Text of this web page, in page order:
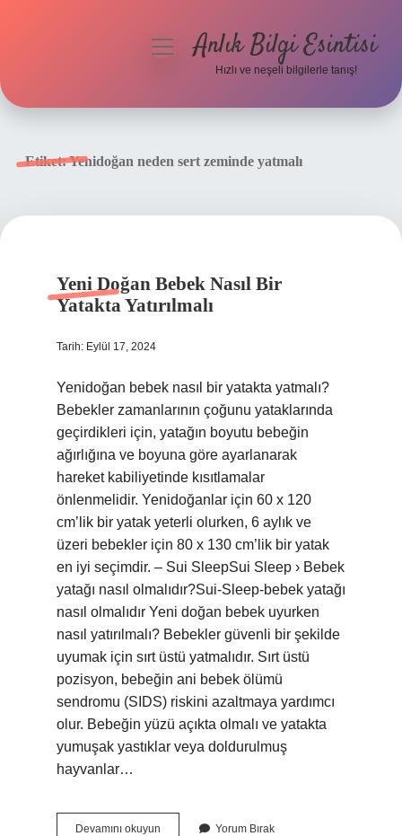
menüyüAnlık Bilgi Esintisi
Hızlı ve neşeli bilgilerle tanış!
Etiket:Yenidoğan neden sert zeminde yatmalı
Yeni Doğan Bebek Nasıl Bir
Yatakta Yatırılmalı
Tarih: Eylül 17, 2024
Yenidoğan bebek nasıl bir yatakta yatmalı?
Bebekler zamanlarının çoğunu yataklarında
geçirdikleri için, yatağın boyutu bebeğin
ağırlığına ve boyuna göre ayarlanarak
hareket kabiliyetinde kısıtlamalar
önlenmelidir. Yenidoğanlar için 60 x 120
cm’lik bir yatak yeterli olurken, 6 aylık ve
üzeri bebekler için 80 x 130 cm’lik bir yatak
en iyi seçimdir. – Sui SleepSui Sleep › Bebek
yatağı nasıl olmalıdır?Sui-Sleep-bebek yatağı
nasıl olmalıdır Yeni doğan bebek uyurken
nasıl yatırılmalı? Bebekler güvenli bir şekilde
uyumak için sırt üstü yatmalıdır. Sırt üstü
pozisyon, bebeğin ani bebek ölümü
sendromu (SIDS) riskini azaltmaya yardımcı
olur. Bebeğin yüzü açıkta olmalı ve yatakta
yumuşak yastıklar veya doldurulmuş
hayvanlar…
Devamını okuyun Yorum Bırak